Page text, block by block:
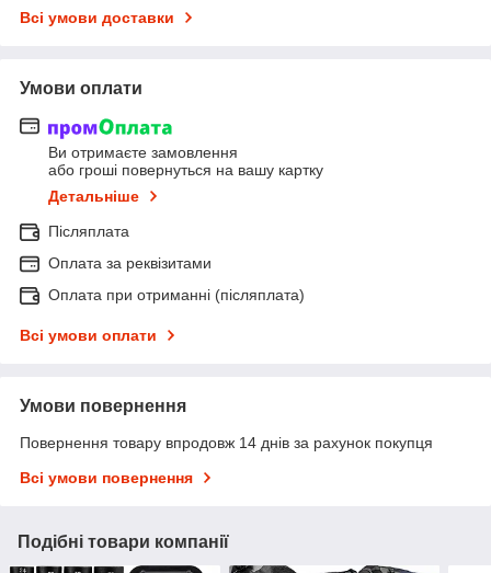
Всі умови доставки
Умови оплати
Ви отримаєте замовлення
або гроші повернуться на вашу картку
Детальніше
Післяплата
Оплата за реквізитами
Оплата при отриманні (післяплата)
Всі умови оплати
Умови повернення
Повернення товару впродовж 14 днів за рахунок покупця
Всі умови повернення
Подібні товари компанії